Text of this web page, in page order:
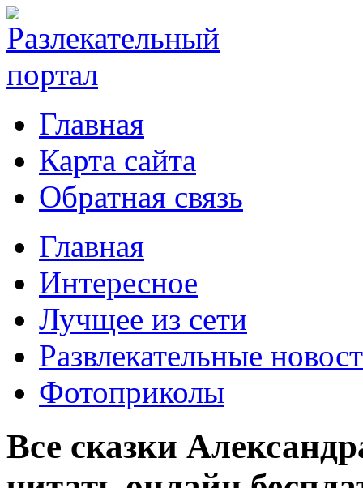
Главная
Карта сайта
Обратная связь
Главная
Интересное
Лучщее из сети
Развлекательные
Фотоприколы
Все сказки